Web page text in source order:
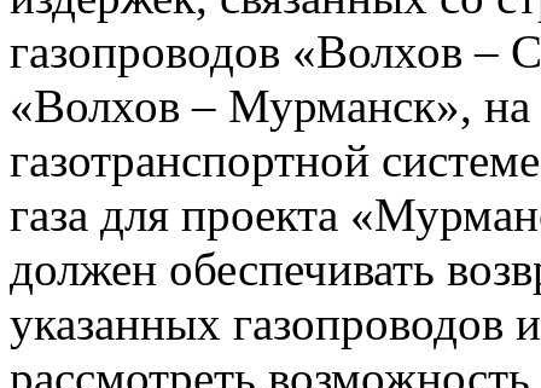
газопроводов «Волхов –
«Волхов – Мурманск», на
газотранспортной
газа для проекта
должен обеспечивать
указанных газопроводов